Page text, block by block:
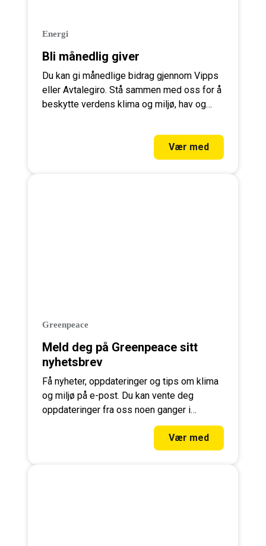
Energi
Bli månedlig giver
Du kan gi månedlige bidrag gjennom Vipps
eller Avtalegiro. Stå sammen med oss for å
beskytte verdens klima og miljø, hav og
Vær med
Greenpeace
Meld deg på Greenpeace sitt
nyhetsbrev
Få nyheter, oppdateringer og tips om klima
og miljø på e-post. Du kan vente deg
oppdateringer fra oss noen ganger i
måneden, og kan melde deg av når som
Vær med